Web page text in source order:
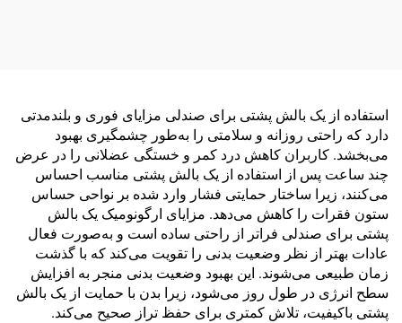
استفاده از یک بالش پشتی برای صندلی مزایای فوری و بلندمدتی
دارد که راحتی روزانه و سلامتی را به‌طور چشمگیری بهبود
می‌بخشد. کاربران کاهش درد کمر و خستگی عضلانی را در عرض
چند ساعت پس از استفاده از یک بالش پشتی مناسب احساس
می‌کنند، زیرا ساختار حمایتی فشار وارد شده بر نواحی حساس
ستون فقرات را کاهش می‌دهد. مزایای ارگونومیک یک بالش
پشتی برای صندلی فراتر از راحتی ساده است و به‌صورت فعال
عادات بهتر از نظر وضعیت بدنی را تقویت می‌کند که با گذشت
زمان طبیعی می‌شوند. این بهبود وضعیت بدنی منجر به افزایش
سطح انرژی در طول روز می‌شود، زیرا بدن با حمایت از یک بالش
پشتی باکیفیت، تلاش کمتری برای حفظ تراز صحیح می‌کند.